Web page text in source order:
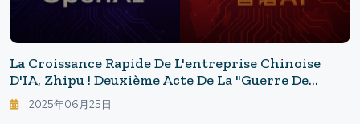
La Croissance Rapide De L'entreprise Chinoise
D'IA, Zhipu ! Deuxième Acte De La "guerre De
L'hégémonie De L'IA" : La Stratégie Chinoise
Derrière L'offensive Internationale De Zhipu AI
2025年06月25日